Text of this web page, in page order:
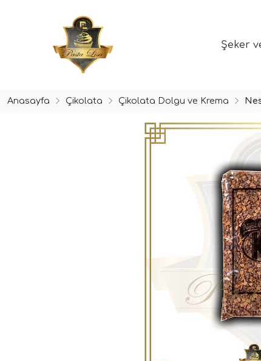
Şeker
Anasayfa Çikolata Çikolata Dolgu ve Krema